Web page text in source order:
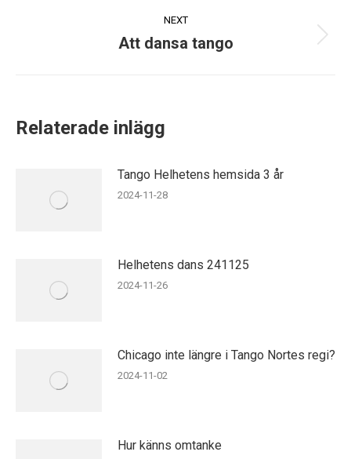
NEXT
Next
Att dansa tango
Relaterade inlägg
Tango Helhetens hemsida 3 år
2024-11-28
Helhetens dans 241125
2024-11-26
Chicago inte längre i Tango Nortes regi?
2024-11-02
Hur känns omtanke